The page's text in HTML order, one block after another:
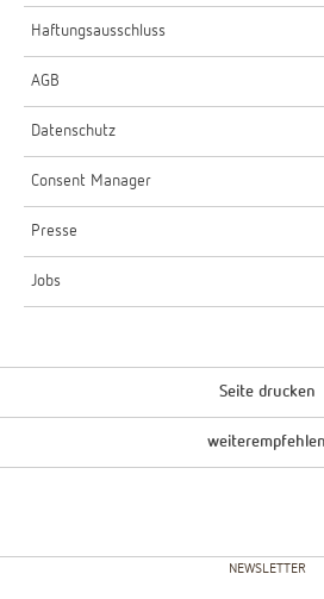
Haftungsausschluss
AGB
Datenschutz
Consent Manager
Presse
Jobs
Seite drucken
weiterempfehlen
NEWSLETTER